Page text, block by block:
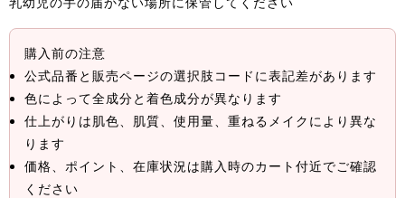
購入前の注意
公式品番と販売ページの選択肢コードに表記差があります
色によって全成分と着色成分が異なります
仕上がりは肌色、肌質、使用量、重ねるメイクにより異な
ります
価格、ポイント、在庫状況は購入時のカート付近でご確認
ください